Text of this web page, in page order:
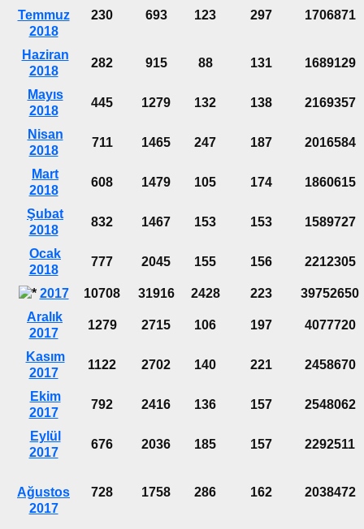
Temmuz
2018
230 693 123 297 1706871
Haziran
2018
282 915 88 131 1689129
Mayıs
2018
445 1279 132 138 2169357
Nisan
2018
711 1465 247 187 2016584
Mart
2018
608 1479 105 174 1860615
Şubat
2018
832 1467 153 153 1589727
Ocak
2018
777 2045 155 156 2212305
2017 10708 31916 2428 223
39752650
Aralık
2017
1279 2715 106 197 4077720
Kasım
2017
1122 2702 140 221 2458670
Ekim
2017
792 2416 136 157 2548062
Eylül
2017
676 2036 185 157 2292511
Ağustos
2017
728 1758 286 162 2038472